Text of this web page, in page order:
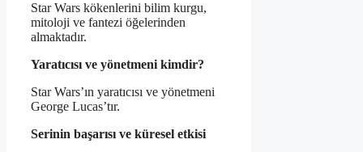
Star Wars kökenlerini bilim kurgu,
mitoloji ve fantezi öğelerinden
almaktadır.
Yaratıcısı ve yönetmeni kimdir?
Star Wars’ın yaratıcısı ve yönetmeni
George Lucas’tır.
Serinin başarısı ve küresel etkisi